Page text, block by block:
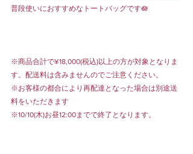
普段使いにおすすめなトートバッグです🪷
※商品合計で¥18,000(税込)以上の方が対象となりま
す。配送料は含みませんのでご注意ください。
※お客様の都合により再配達となった場合は別途送
料をいただきます
※10/10(木)お昼12:00までで終了となります。